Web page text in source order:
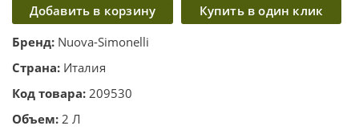
Добавить в корзину
Купить в один клик
Бренд: Nuova-Simonelli
Страна: Италия
Код товара: 209530
Объем: 2 Л